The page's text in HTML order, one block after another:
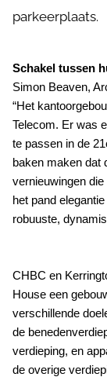
parkeerplaats.
Schakel tussen
Simon Beaven,
“Het
Telecom. Er was
te passen in de
baken maken dat
vernieuwingen
het pand
robuuste,
CHBC en
House een
verschillende
de
verdieping, en
de overige